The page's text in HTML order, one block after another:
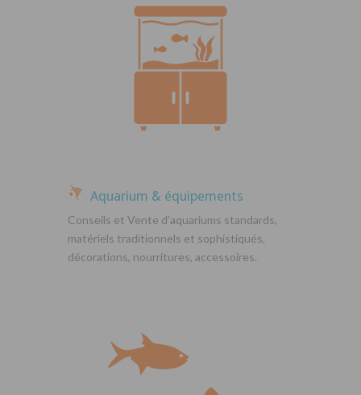
Aquarium & équipements
Conseils et Vente d’aquariums standards,
matériels traditionnels et sophistiqués,
décorations, nourritures, accessoires.